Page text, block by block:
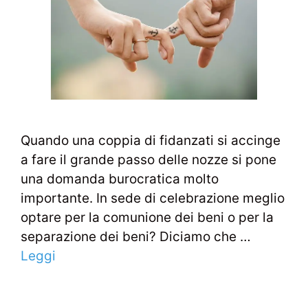
Quando una coppia di fidanzati si accinge
a fare il grande passo delle nozze si pone
una domanda burocratica molto
importante. In sede di celebrazione meglio
optare per la comunione dei beni o per la
separazione dei beni? Diciamo che …
Leggi